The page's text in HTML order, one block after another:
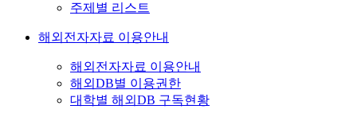
주제별 리스트
해외전자자료 이용안내
해외전자자료 이용안내
해외DB별 이용권한
대학별 해외DB 구독현황